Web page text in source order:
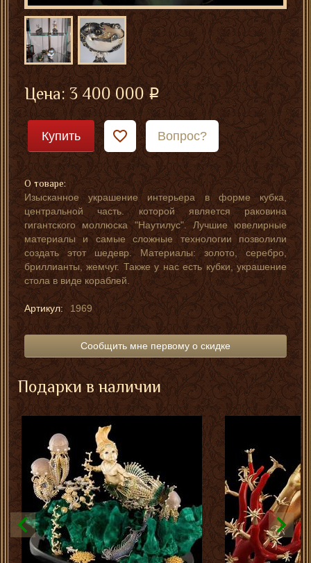
Цена:3 400 000
Купить Вопрос?
О товаре:
Изысканное украшение интерьера в форме кубка,
центральной часть. которой является раковина
гигантского моллюска "Наутилус". Лучшие ювелирные
материалы и самые сложные технологии позволили
создать этот шедевр. Материалы: золото, серебро,
бриллианты, жемчуг. Также у нас есть кубки, украшение
стола в виде кораблей.
Артикул: 1969
Сообщить мне первому о скидке
Подарки в наличии